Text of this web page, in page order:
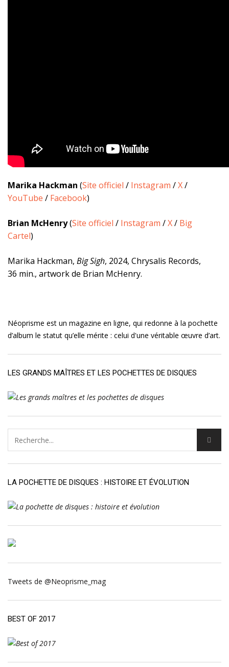
Marika Hackman (Site officiel / Instagram /X/
YouTube / Facebook)
Brian McHenry(Site officiel / Instagram /X/ Big
Cartel)
Marika Hackman, Big Sigh, 2024, Chrysalis Records,
36 min., artwork de Brian McHenry.
Néoprisme est un magazine en ligne, qui redonne à la pochette
d’album le statut qu’elle mérite : celui d'une véritable œuvre d’art.
LES GRANDS MAÎTRES ET LES POCHETTES DE DISQUES
LA POCHETTE DE DISQUES : HISTOIRE ET ÉVOLUTION
Tweets de @Neoprisme_mag
BEST OF 2017